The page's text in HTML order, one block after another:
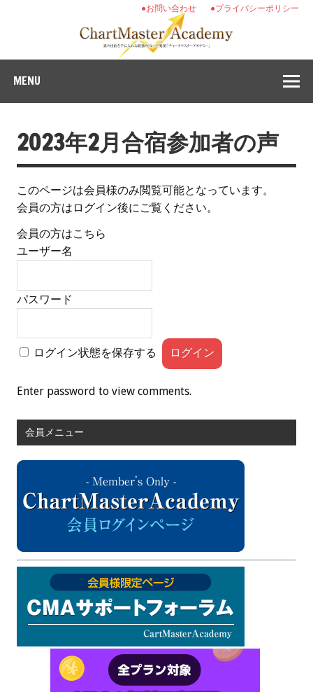
●プライバシーポリシー
●お問い合わせ
MENU
2023年2月合宿参加者の声
このページは会員様のみ閲覧可能となっています。
会員の方はログイン後にご覧ください。
会員の方はこちら
ユーザー名
パスワード
ログイン状態を保存する
Enter password to view comments.
会員メニュー